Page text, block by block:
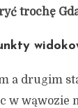
trochę
a drugim
w wąwozie